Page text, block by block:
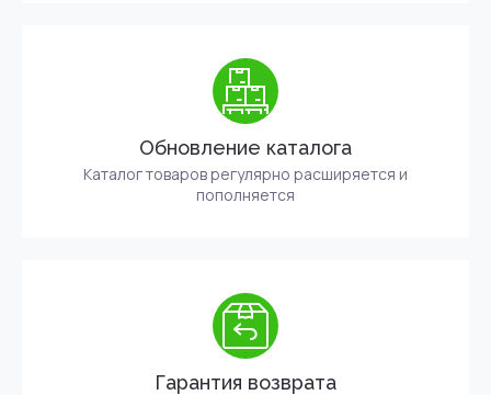
Обновление каталога
Каталог товаров регулярно расширяется и
пополняется
Гарантия возврата